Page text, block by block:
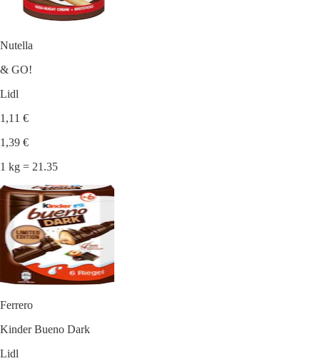
Nutella
& GO!
Lidl
1,11 €
1,39 €
1 kg = 21.35
Ferrero
Kinder Bueno Dark
Lidl